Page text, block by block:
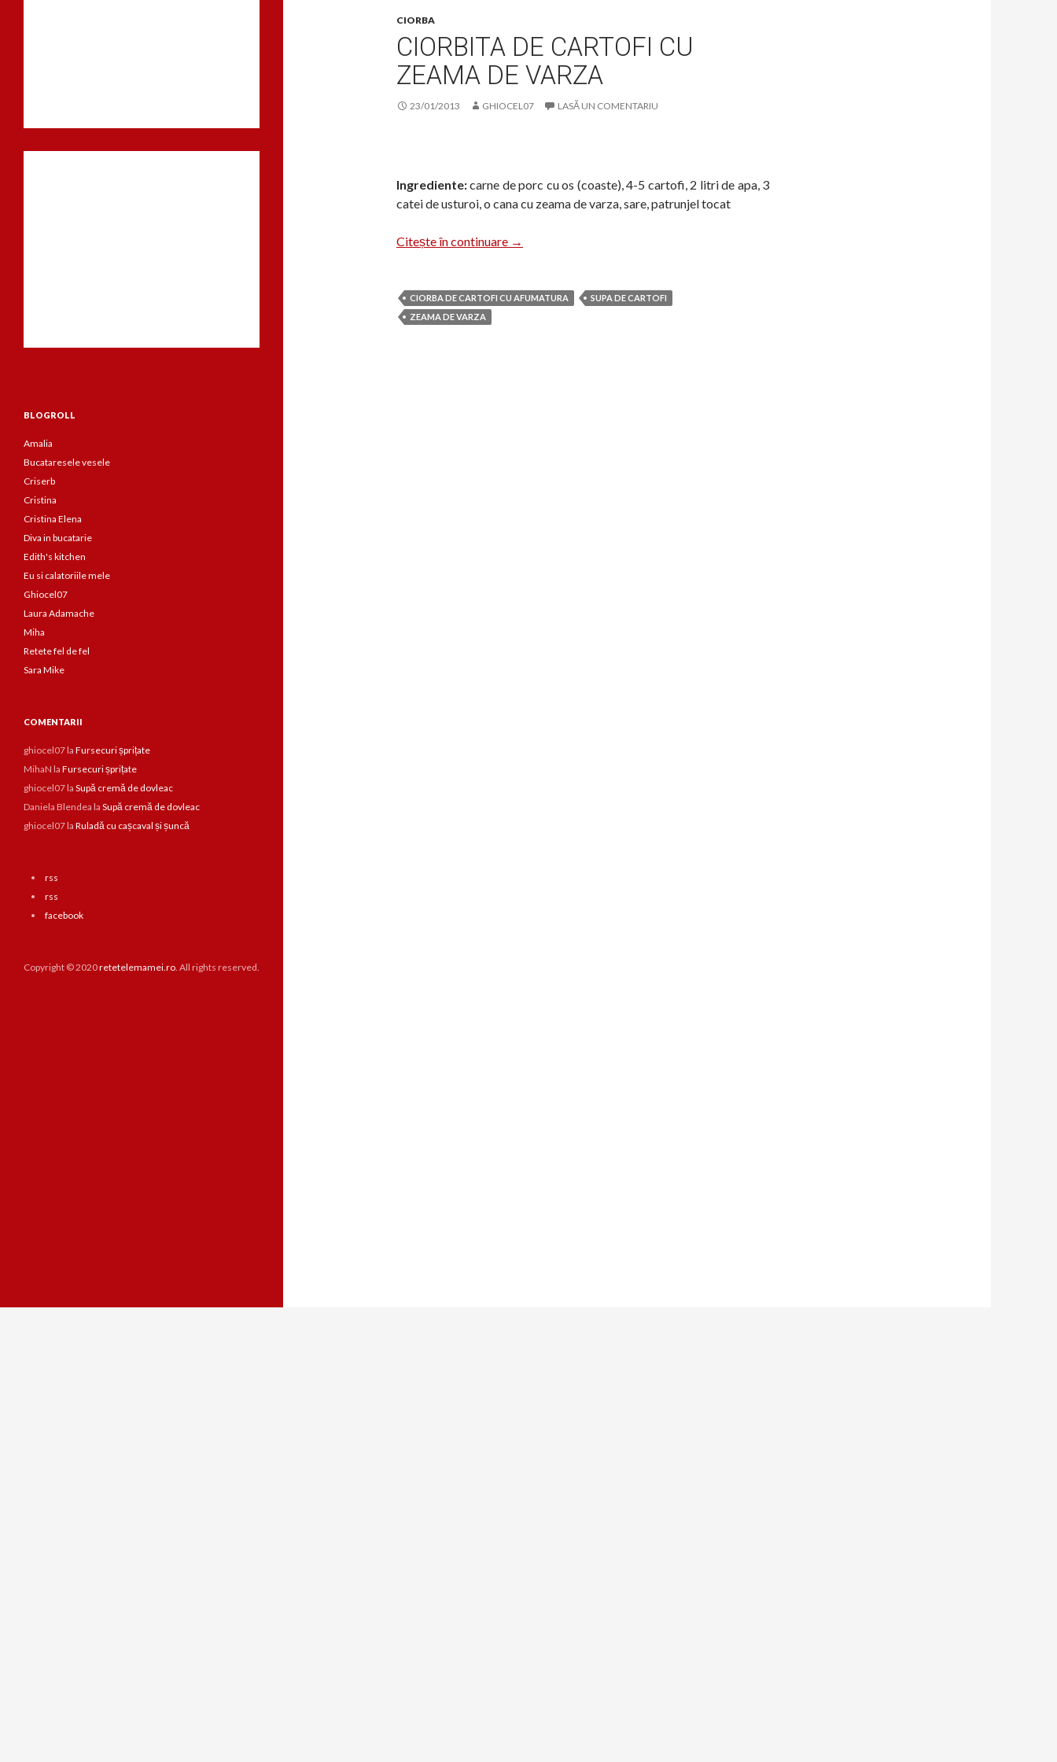
CIORBA
CIORBITA DE CARTOFI CU
ZEAMA DE VARZA
23/01/2013 GHIOCEL07 LASĂ UN COMENTARIU
Ingrediente:carne de porc cu os (coaste), 4-5 cartofi, 2 litri de apa, 3
catei de usturoi, o cana cu zeama de varza, sare, patrunjel tocat
Citește în continuare Ciorbita de cartofi cu zeama de varza
→
CIORBA DE CARTOFI CU AFUMATURA
SUPA DE CARTOFI
ZEAMA DE VARZA
BLOGROLL
Amalia
Bucataresele vesele
Criserb
Cristina
Cristina Elena
Diva in bucatarie
Edith's kitchen
Eu si calatoriile mele
Ghiocel07
Laura Adamache
Miha
Retete fel de fel
Sara Mike
COMENTARII
ghiocel07la Fursecuri șprițate
MihaN la Fursecuri șprițate
ghiocel07la Supă cremă de dovleac
Daniela Blendea la Supă cremă de dovleac
ghiocel07la Ruladă cu cașcaval și șuncă
rss
rss
facebook
Copyright © 2020retetelemamei.ro. All rights reserved.